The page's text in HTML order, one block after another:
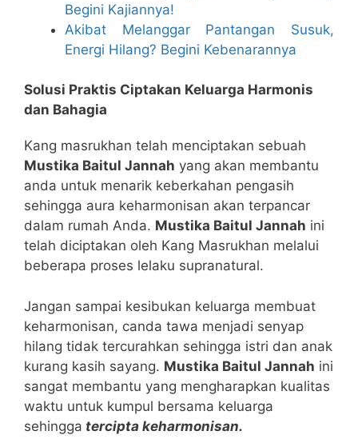
Begini Kajiannya!
Akibat Melanggar Pantangan Susuk,
Energi Hilang? Begini Kebenarannya
Solusi Praktis Ciptakan Keluarga Harmonis
dan Bahagia
Kang masrukhan telah menciptakan sebuah
Mustika Baitul Jannah yang akan membantu
anda untuk menarik keberkahan pengasih
sehingga aura keharmonisan akan terpancar
dalam rumah Anda. Mustika Baitul Jannah ini
telah diciptakan oleh Kang Masrukhan melalui
beberapa proses lelaku supranatural.
Jangan sampai kesibukan keluarga membuat
keharmonisan, canda tawa menjadi senyap
hilang tidak tercurahkan sehingga istri dan anak
kurang kasih sayang. Mustika Baitul Jannah ini
sangat membantu yang mengharapkan kualitas
waktu untuk kumpul bersama keluarga
sehingga tercipta keharmonisan.